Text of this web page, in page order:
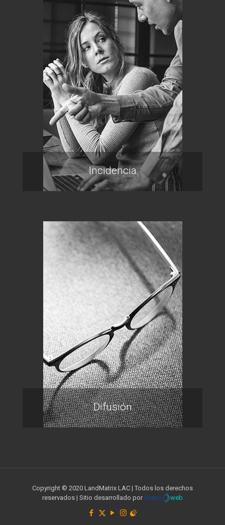
Incidencia
Difusión
Copyright © 2020 LandMatrix LAC | Todos los derechos
reservados | Sitio desarrollado por Urano web